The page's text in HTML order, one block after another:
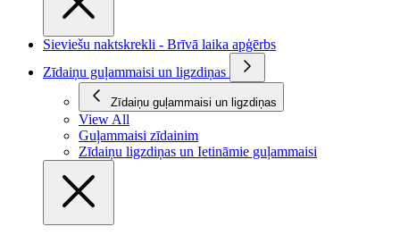
Sieviešu naktskrekli - Brīvā laika apģērbs
Zīdaiņu guļammaisi un ligzdiņas
Zīdaiņu guļammaisi un ligzdiņas
View All
Guļammaisi zīdainim
Zīdaiņu ligzdiņas un Ietināmie guļammaisi